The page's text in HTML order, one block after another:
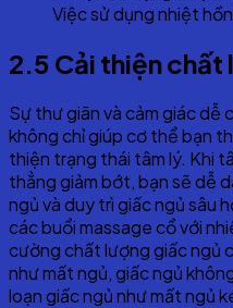
Việc sử dụng nhiệt
2.5 Cải thiện
Sự thư giãn và cảm giác dễ
không chỉ giúp cơ thể bạn
thiện trạng thái tâm lý. Khi
thẳng giảm bớt, bạn sẽ dễ
ngủ và duy trì giấc ngủ sâu
các buổi massage cổ với
cường chất lượng giấc ngủ
như mất ngủ, giấc ngủ
loạn giấc ngủ như mất ngủ